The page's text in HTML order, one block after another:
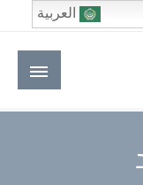
العربي
العربية